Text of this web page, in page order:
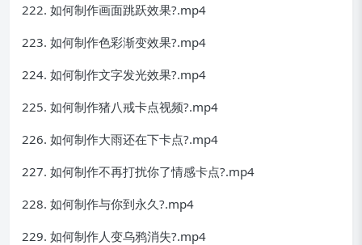
222. 如何制作画面跳跃效果?.mp4
223. 如何制作色彩渐变效果?.mp4
224. 如何制作文字发光效果?.mp4
225. 如何制作猪八戒卡点视频?.mp4
226. 如何制作大雨还在下卡点?.mp4
227. 如何制作不再打扰你了情感卡点?.mp4
228. 如何制作与你到永久?.mp4
229. 如何制作人变乌鸦消失?.mp4